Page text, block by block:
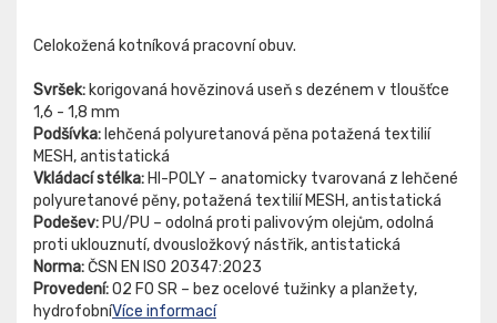
Celokožená kotníková pracovní obuv.
Svršek: korigovaná hovězinová useň s dezénem v tloušťce
1,6 - 1,8 mm
Podšívka: lehčená polyuretanová pěna potažená textilií
MESH, antistatická
Vkládací stélka: HI-POLY – anatomicky tvarovaná z lehčené
polyuretanové pěny, potažená textilií MESH, antistatická
Podešev: PU/PU – odolná proti palivovým olejům, odolná
proti uklouznutí, dvousložkový nástřik, antistatická
Norma:ČSN EN ISO 20347:2023
Provedení:O2 FO SR – bez ocelové tužinky a planžety,
hydrofobníVíce informací